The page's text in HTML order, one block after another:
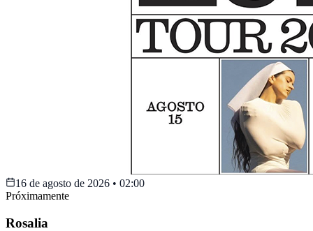
16 de agosto de 2026 • 02:00
Próximamente
Rosalia